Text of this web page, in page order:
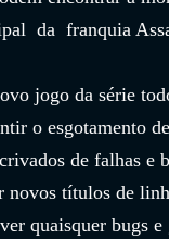
da  franquia
jogo da série
o esgotamento
de falhas e
títulos de
quaisquer bugs